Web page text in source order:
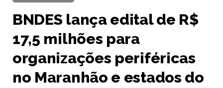
BNDES lança edital de R$
17,5 milhões para
organizações periféricas
no Maranhão e estados do